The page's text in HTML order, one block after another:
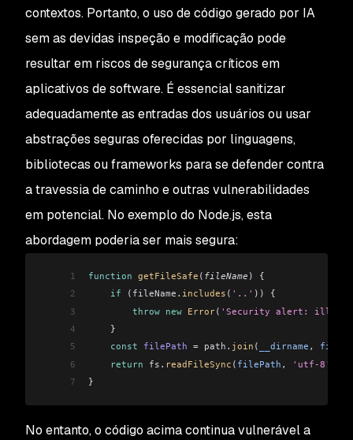
contextos. Portanto, o uso de código gerado por IA
sem as devidas inspeção e modificação pode
resultar em riscos de segurança críticos em
aplicativos de software. É essencial sanitizar
adequadamente as entradas dos usuários ou usar
abstrações seguras oferecidas por linguagens,
bibliotecas ou frameworks para se defender contra
a travessia de caminho e outras vulnerabilidades
em potencial. No exemplo do Node.js, esta
abordagem poderia ser mais segura:
1 function getFileSafe ( fileName ) {
2
    if
( fileName . includes ( '..' )) {
3
        throw
new Error( 'Security alert:
4
    }
5
    const
filePath = path . join ( __dirname ,
6
    return
fs . readFileSync ( filePath , 'utf-8'
7
}
No entanto, o código acima continua vulnerável a